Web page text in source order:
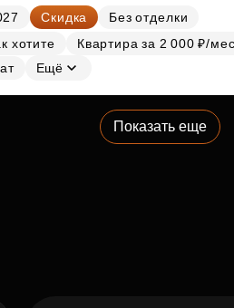
Скидка
Без отделки
хотите
Квартира за 2 000 ₽/мес
Ещё
Показать еще